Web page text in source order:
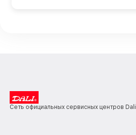
Сеть официальных сервисных центров Dali